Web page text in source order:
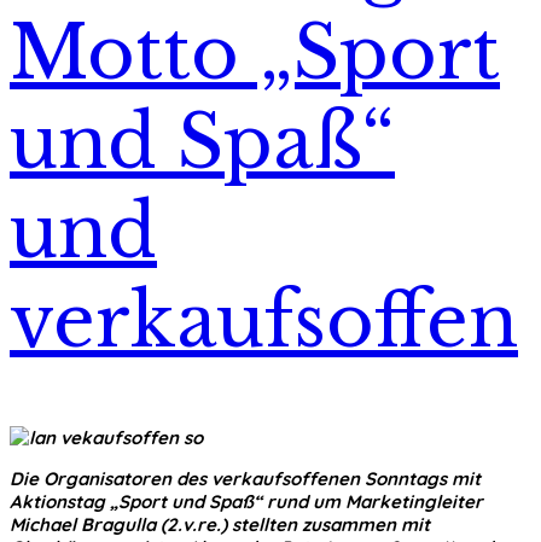
Motto „Sport
und Spaß“
und
verkaufsoffen
Die Organisatoren des verkaufsoffenen Sonntags mit
Aktionstag „Sport und Spaß“ rund um Marketingleiter
Michael Bragulla (2.v.re.) stellten zusammen mit